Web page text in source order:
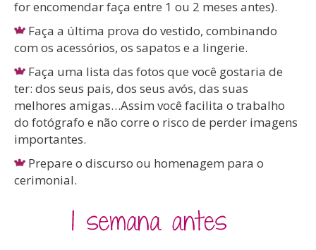
for encomendar faça entre 1 ou 2 meses antes).
Faça a última prova do vestido, combinando
com os acessórios, os sapatos e a lingerie.
Faça uma lista das fotos que você gostaria de
ter: dos seus pais, dos seus avós, das suas
melhores amigas…Assim você facilita o trabalho
do fotógrafo e não corre o risco de perder imagens
importantes.
Prepare o discurso ou homenagem para o
cerimonial.